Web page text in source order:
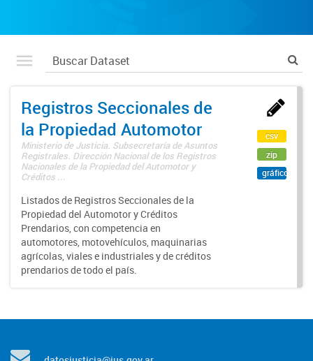
Registros Seccionales de
la Propiedad Automotor
Ministerio de Justicia. Subsecretaría de Asuntos
Registrales. Dirección Nacional de los Registros
Nacionales de la Propiedad del Automotor y
Créditos ...
Listados de Registros Seccionales de la
Propiedad del Automotor y Créditos
Prendarios, con competencia en
automotores, motovehículos, maquinarias
agrícolas, viales e industriales y de créditos
prendarios de todo el país.
csv
zip
gráfico